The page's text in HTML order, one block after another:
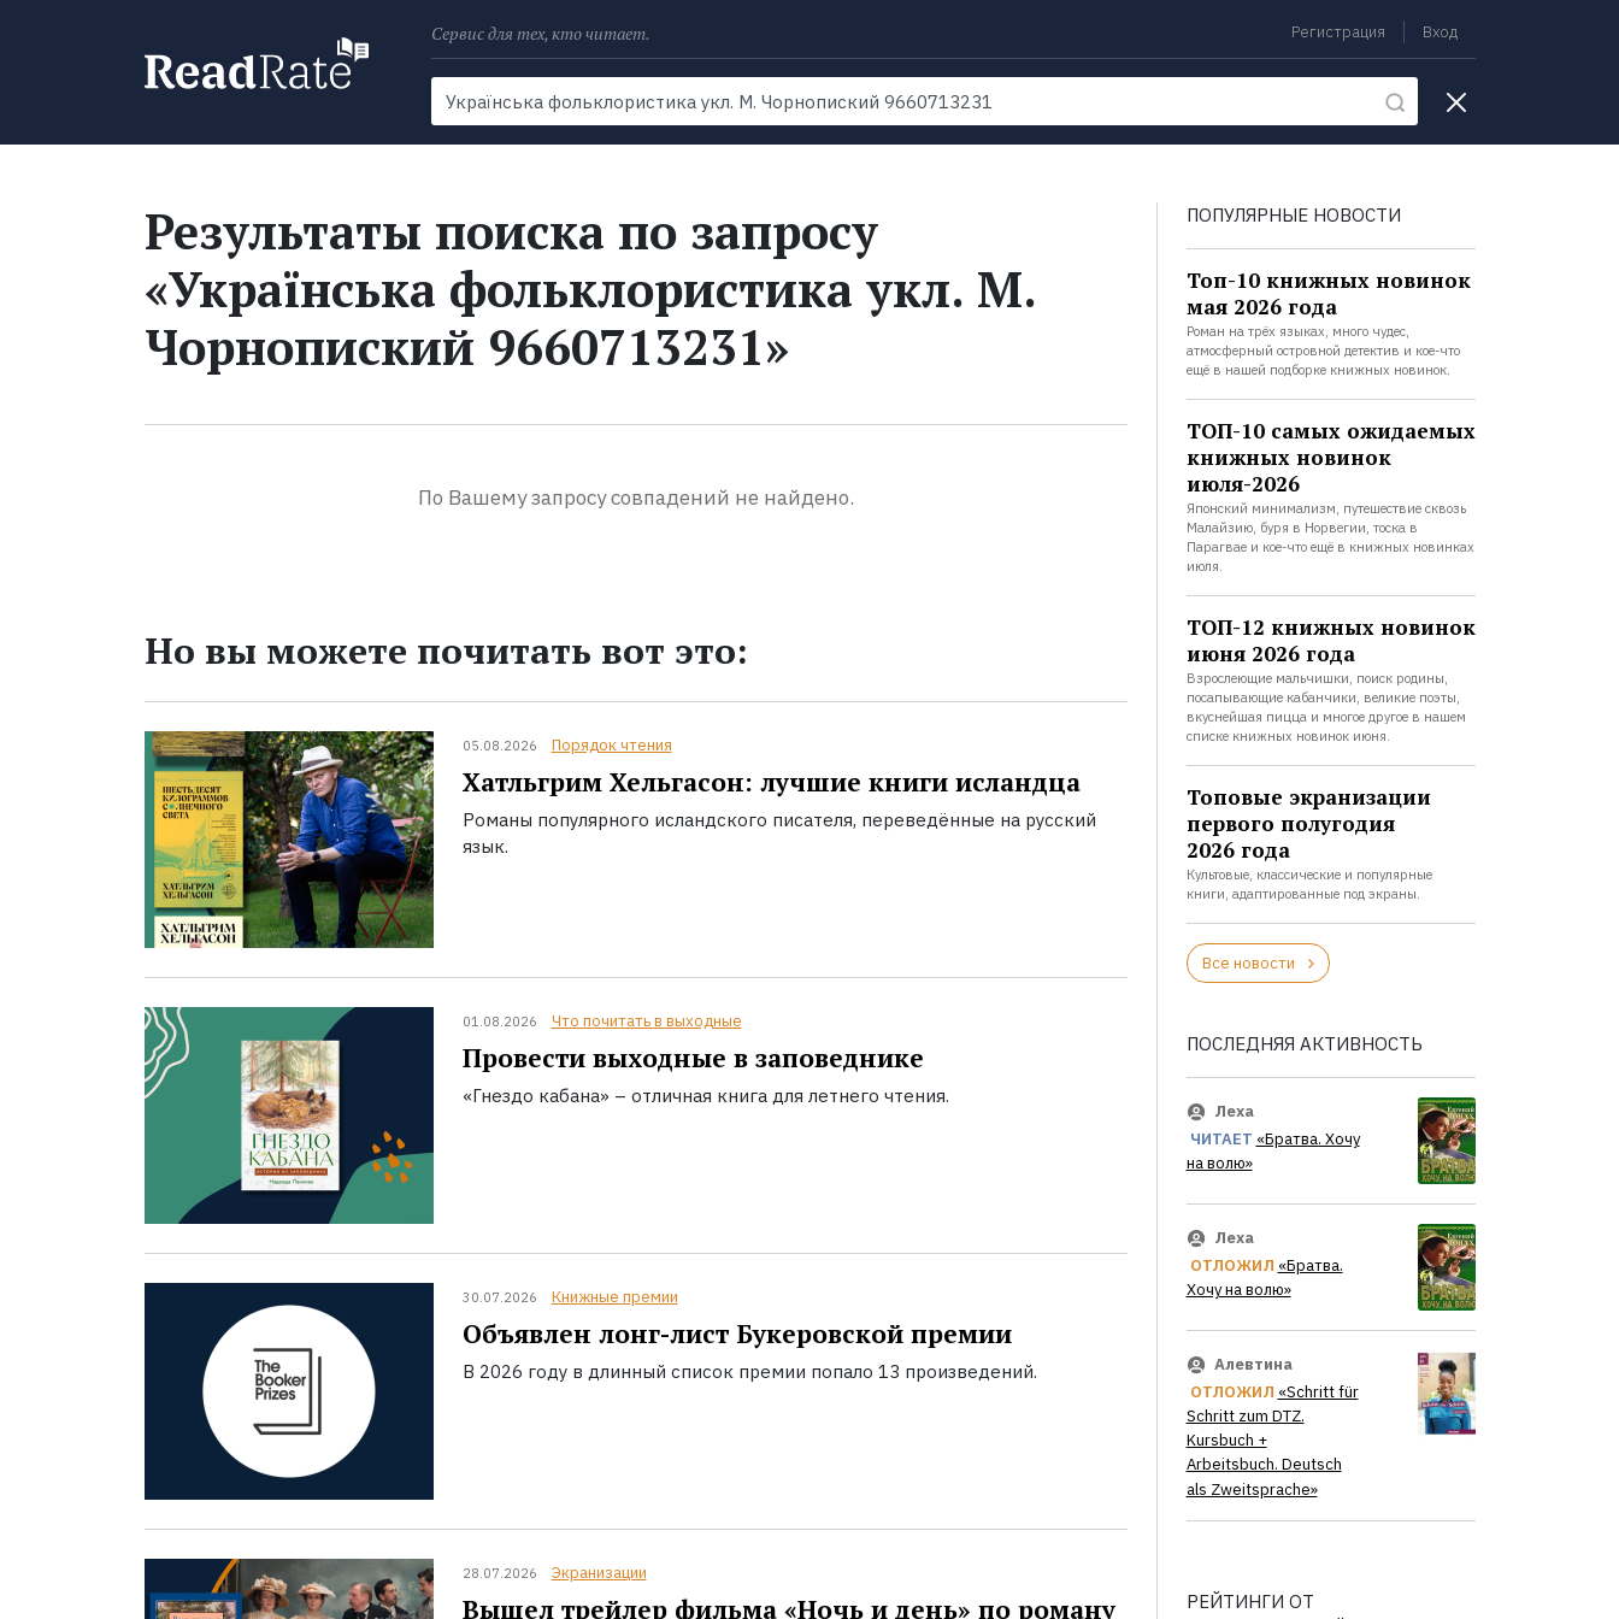
Сервис для тех, кто читает. Регистрация Вход
Поиск
Новости Рейтинги Книги Экранизации
Результаты поиска по запросу
«Українська фольклористика укл. М.
Чорнопиский 9660713231»
По Вашему запросу совпадений не найдено.
Но вы можете почитать вот это:
05.08.2026 Порядок чтения
Хатльгрим Хельгасон: лучшие книги исландца
Романы популярного исландского писателя, переведённые на русский
язык.
01.08.2026 Что почитать в выходные
Провести выходные в заповеднике
«Гнездо кабана» – отличная книга для летнего чтения.
30.07.2026 Книжные премии
Объявлен лонг-лист Букеровской премии
В 2026 году в длинный список премии попало 13 произведений.
28.07.2026 Экранизации
Вышел трейлер фильма «Ночь и день» по роману
ПОПУЛЯРНЫЕ НОВОСТИ
Топ-10 книжных новинок
мая 2026 года
Роман на трёх языках, много чудес,
атмосферный островной детектив и кое-что
ещё в нашей подборке книжных новинок.
ТОП-10 самых ожидаемых
книжных новинок
июля-2026
Японский минимализм, путешествие сквозь
Малайзию, буря в Норвегии, тоска в
Парагвае и кое-что ещё в книжных новинках
июля.
ТОП-12 книжных новинок
июня 2026 года
Взрослеющие мальчишки, поиск родины,
посапывающие кабанчики, великие поэты,
вкуснейшая пицца и многое другое в нашем
списке книжных новинок июня.
Топовые экранизации
первого полугодия
2026 года
Культовые, классические и популярные
книги, адаптированные под экраны.
Все новости
ПОСЛЕДНЯЯ АКТИВНОСТЬ
Леха
ЧИТАЕТ «Братва. Хочу
на волю»
Леха
ОТЛОЖИЛ «Братва.
Хочу на волю»
Алевтина
ОТЛОЖИЛ «Schritt für
Schritt zum DTZ.
Kursbuch +
Arbeitsbuch. Deutsch
als Zweitsprache»
РЕЙТИНГИ ОТ